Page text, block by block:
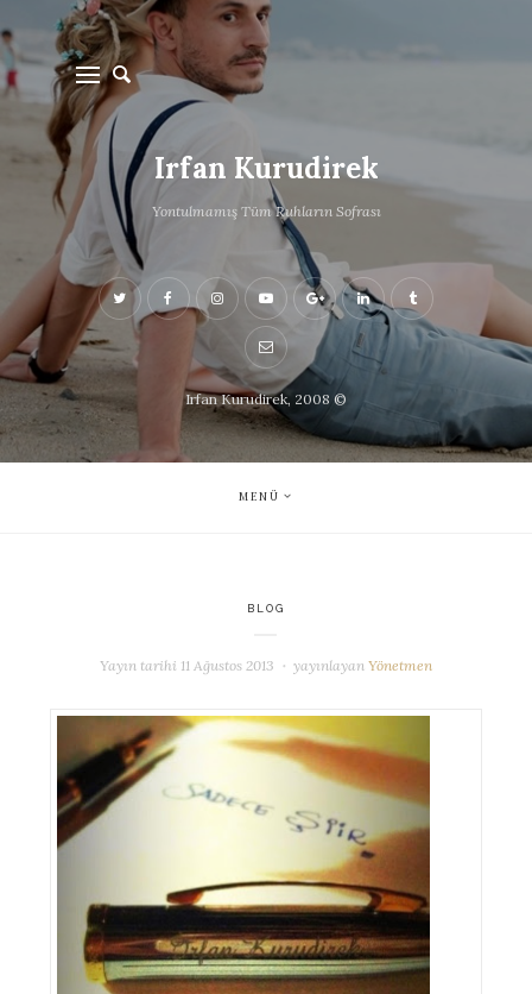
Irfan Kurudirek
Yontulmamış Tüm Ruhların Sofrası
Irfan Kurudirek, 2008 ©
MENÜ
BLOG
Yayın tarihi 11 Ağustos 2013 yayınlayanYönetmen